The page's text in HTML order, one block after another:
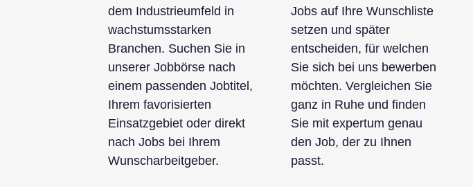
dem Industrieumfeld in
wachstumsstarken
Branchen. Suchen Sie in
unserer Jobbörse nach
einem passenden Jobtitel,
Ihrem favorisierten
Einsatzgebiet oder direkt
nach Jobs bei Ihrem
Wunscharbeitgeber.
Jobs auf Ihre Wunschliste
setzen und später
entscheiden, für welchen
Sie sich bei uns bewerben
möchten. Vergleichen Sie
ganz in Ruhe und finden
Sie mit expertum genau
den Job, der zu Ihnen
passt.